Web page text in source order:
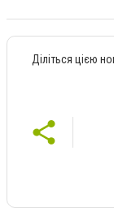
Діліться цією